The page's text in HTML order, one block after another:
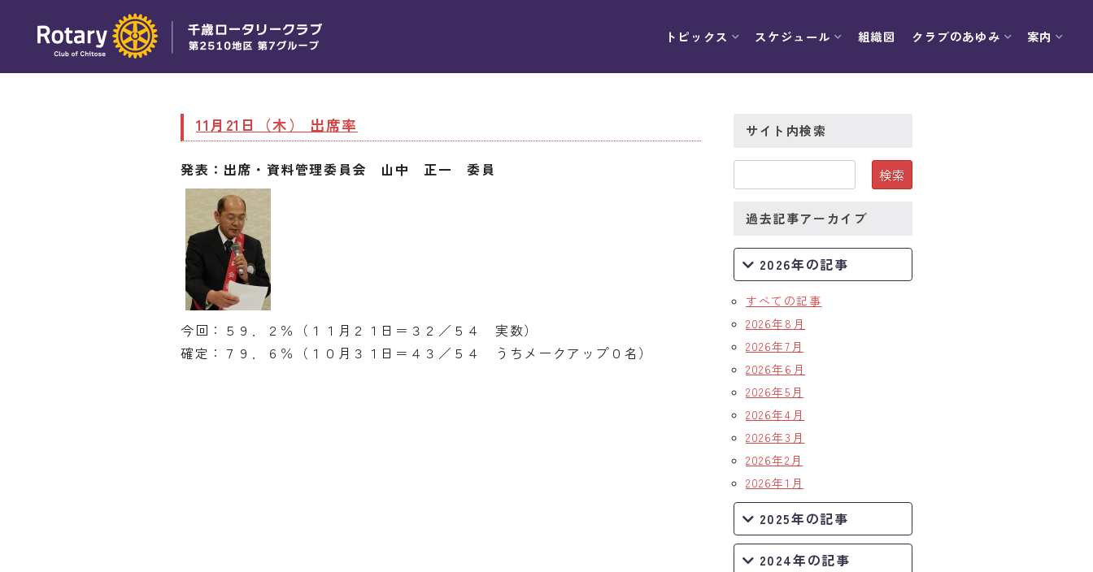
トピックス スケジュール 組織図 クラブのあゆみ 案内
11月21日（木） 出席率
発表：出席・資料管理委員会 山中 正一 委員
今回：５９．２％（１１月２１日＝３２／５４ 実数）
確定：７９．６％（１０月３１日＝４３／５４ うちメークアップ０名）
サイト内検索
過去記事アーカイブ
2026年の記事
すべての記事
2026年8月
2026年7月
2026年6月
2026年5月
2026年4月
2026年3月
2026年2月
2026年1月
2025年の記事
2024年の記事